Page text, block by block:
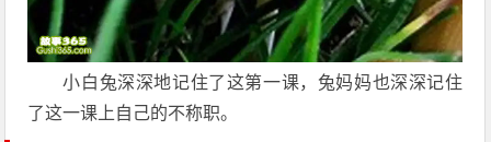
小白兔深深地记住了这第一课，兔妈妈也深深记住
了这一课上自己的不称职。